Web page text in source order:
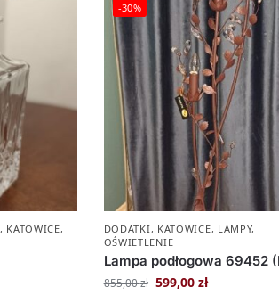
, KATOWICE,
-30%
DODATKI, KATOWICE, LAMPY,
OŚWIETLENIE
Lampa podłogowa 69452
855,00zł 599,00 zł